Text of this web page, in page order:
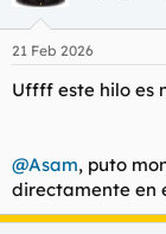
21 Feb 2026
Uffff este hilo es
@Asam, puto
directamente en